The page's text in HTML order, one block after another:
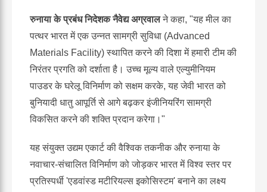
रुनाया के प्रबंध निदेशक नैवेद्य अग्रवालने कहा, "यह मील का
पत्थर भारत में एक उन्नत सामग्री सुविधा (Advanced
Materials Facility) स्थापित करने की दिशा में हमारी टीम की
निरंतर प्रगति को दर्शाता है। उच्च मूल्य वाले एल्युमीनियम
पाउडर के घरेलू विनिर्माण को सक्षम करके, यह जेवी भारत को
बुनियादी धातु आपूर्ति से आगे बढ़कर इंजीनियरिंग सामग्री
विकसित करने की शक्ति प्रदान करेगा।"
यह संयुक्त उद्यम एकार्ट की वैश्विक तकनीक और रुनाया के
नवाचार-संचालित विनिर्माण को जोड़कर भारत में विश्व स्तर पर
प्रतिस्पर्धी 'एडवांस्ड मटीरियल्स इकोसिस्टम' बनाने का लक्ष्य